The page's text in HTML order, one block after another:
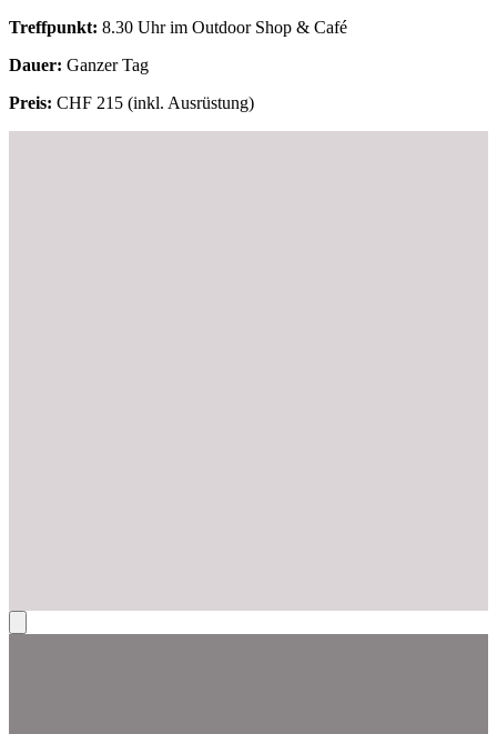
Treffpunkt: 8.30 Uhr im Outdoor Shop & Café
Dauer: Ganzer Tag
Preis: CHF 215 (inkl. Ausrüstung)